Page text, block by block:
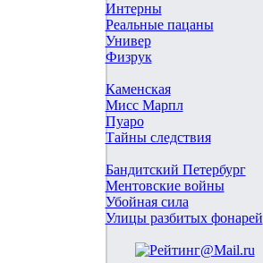
Интерны
Реальные пацаны
Универ
Физрук
Каменская
Мисс Марпл
Пуаро
Тайны следствия
Бандитский Петербург
Ментовские войны
Убойная сила
Улицы разбитых фонарей